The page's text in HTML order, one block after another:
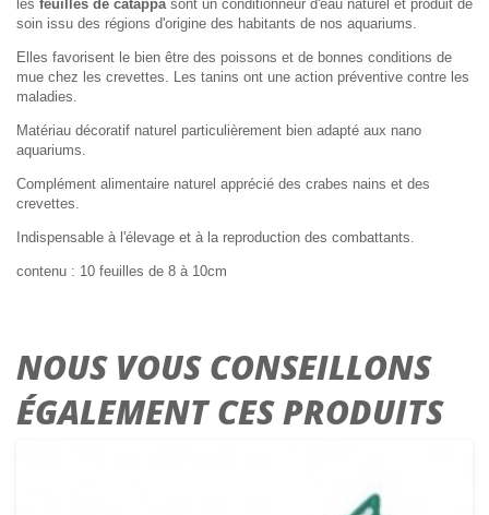
les feuilles de catappasont un conditionneur d'eau naturel et produit de
soin issu des régions d'origine des habitants de nos aquariums.
Elles favorisent le bien être des poissons et de bonnes conditions de
mue chez les crevettes. Les tanins ont une action préventive contre les
maladies.
Matériau décoratif naturel particulièrement bien adapté aux nano
aquariums.
Complément alimentaire naturel apprécié des crabes nains et des
crevettes.
Indispensable à l'élevage et à la reproduction des combattants.
contenu : 10 feuilles de 8 à 10cm
NOUS VOUS CONSEILLONS
ÉGALEMENT CES PRODUITS